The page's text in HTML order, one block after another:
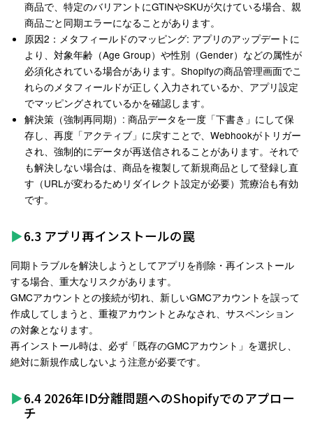
商品で、特定のバリアントにGTINやSKUが欠けている場合、親
商品ごと同期エラーになることがあります。
原因2：メタフィールドのマッピング: アプリのアップデートに
より、対象年齢（Age Group）や性別（Gender）などの属性が
必須化されている場合があります。Shopifyの商品管理画面でこ
れらのメタフィールドが正しく入力されているか、アプリ設定
でマッピングされているかを確認します。
解決策（強制再同期） : 商品データを一度「下書き」にして保
存し、再度「アクティブ」に戻すことで、Webhookがトリガー
され、強制的にデータが再送信されることがあります。それで
も解決しない場合は、商品を複製して新規商品として登録し直
す（URLが変わるためリダイレクト設定が必要）荒療治も有効
です。
6.3 アプリ再インストールの罠
同期トラブルを解決しようとしてアプリを削除・再インストール
する場合、重大なリスクがあります。
GMCアカウントとの接続が切れ、新しいGMCアカウントを誤って
作成してしまうと、重複アカウントとみなされ、サスペンション
の対象となります。
再インストール時は、必ず「既存のGMCアカウント」を選択し、
絶対に新規作成しないよう注意が必要です。
6.4 2026年ID分離問題へのShopifyでのアプロー
チ